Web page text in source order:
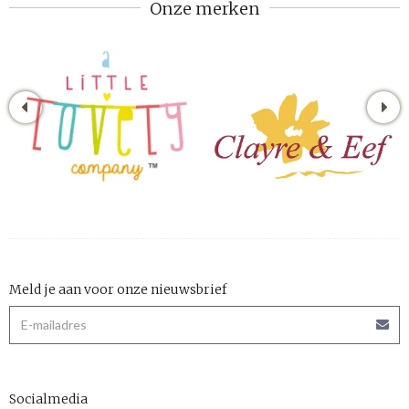
Onze merken
Meld je aan voor onze nieuwsbrief
Socialmedia